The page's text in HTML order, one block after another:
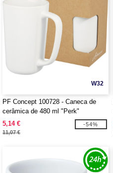
W32
PF Concept 100728 - Caneca de
cerâmica de 480 ml "Perk"
5,14 €
11,07 €
-54%